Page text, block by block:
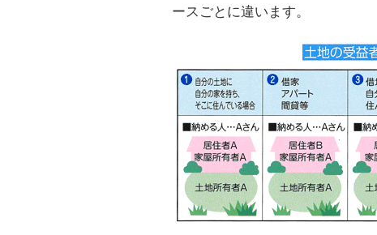
ースごとに違います。